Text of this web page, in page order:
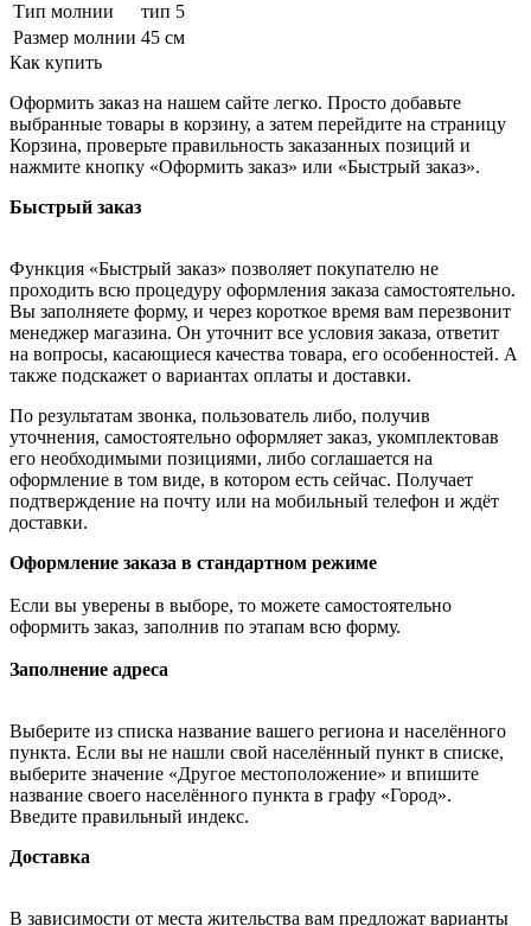
Тип молнии
тип 5
Размер молнии 45 см
Как купить
Оформить заказ на нашем сайте легко. Просто добавьте
выбранные товары в корзину, а затем перейдите на страницу
Корзина, проверьте правильность заказанных позиций и
нажмите кнопку «Оформить заказ» или «Быстрый заказ».
Быстрый заказ
Функция «Быстрый заказ» позволяет покупателю не
проходить всю процедуру оформления заказа самостоятельно.
Вы заполняете форму, и через короткое время вам перезвонит
менеджер магазина. Он уточнит все условия заказа, ответит
на вопросы, касающиеся качества товара, его особенностей. А
также подскажет о вариантах оплаты и доставки.
По результатам звонка, пользователь либо, получив
уточнения, самостоятельно оформляет заказ, укомплектовав
его необходимыми позициями, либо соглашается на
оформление в том виде, в котором есть сейчас. Получает
подтверждение на почту или на мобильный телефон и ждёт
доставки.
Оформление заказа в стандартном режиме
Если вы уверены в выборе, то можете самостоятельно
оформить заказ, заполнив по этапам всю форму.
Заполнение адреса
Выберите из списка название вашего региона и населённого
пункта. Если вы не нашли свой населённый пункт в списке,
выберите значение «Другое местоположение» и впишите
название своего населённого пункта в графу «Город».
Введите правильный индекс.
Доставка
В зависимости от места жительства вам предложат варианты